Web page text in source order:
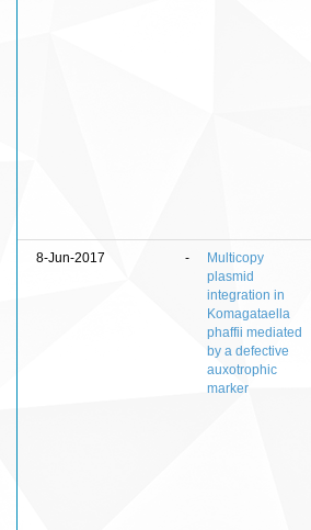
8-Jun-2017 -
Multicopy
plasmid
integration in
Komagataella
phaffii mediated
by a defective
auxotrophic
marker